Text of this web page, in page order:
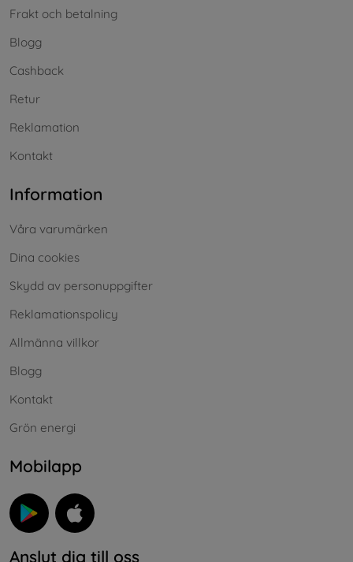
Frakt och betalning
Blogg
Cashback
Retur
Reklamation
Kontakt
Information
Våra varumärken
Dina cookies
Skydd av personuppgifter
Reklamationspolicy
Allmänna villkor
Blogg
Kontakt
Grön energi
Mobilapp
Anslut dig till oss